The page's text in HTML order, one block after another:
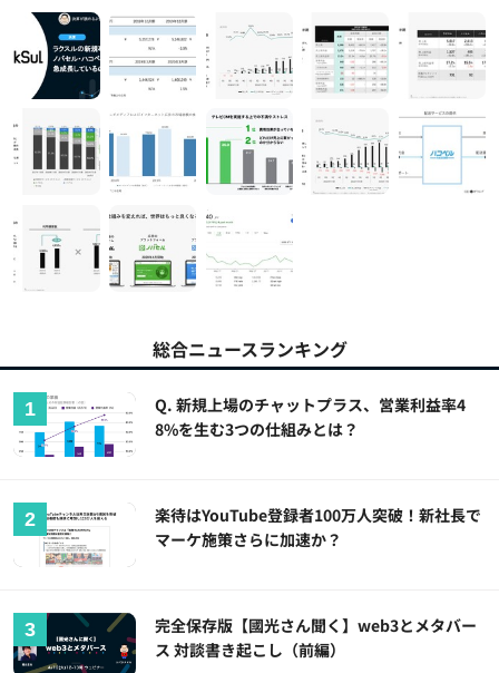
総合ニュースランキング
Q. 新規上場のチャットプラス、営業利益率4
8%を生む3つの仕組みとは？
楽待はYouTube登録者100万人突破！新社長で
マーケ施策さらに加速か？
完全保存版【國光さん聞く】web3とメタバー
ス 対談書き起こし（前編）